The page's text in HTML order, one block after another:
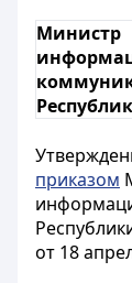
Министр
приказом
от 18